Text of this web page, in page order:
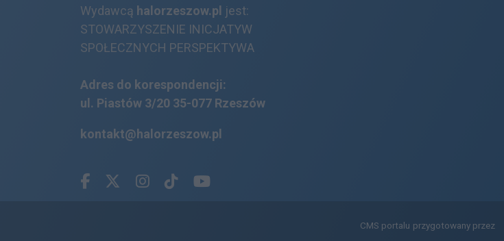
Wydawcą halorzeszow.pl jest:
STOWARZYSZENIE INICJATYW
SPOŁECZNYCH PERSPEKTYWA
Adres do korespondencji:
ul. Piastów 3/20 35-077 Rzeszów
kontakt@halorzeszow.pl
Facebook.com
X.comInstagram.com
Tiktok.com
Youtube.com
CMS portalu przygotowany przez